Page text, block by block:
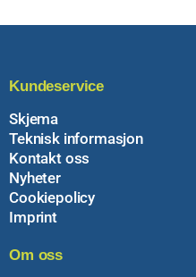
Kundeservice
Skjema
Teknisk informasjon
Kontakt oss
Nyheter
Cookiepolicy
Imprint
Om oss